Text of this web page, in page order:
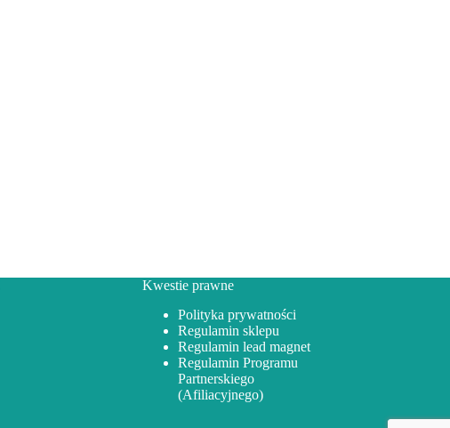
Kwestie prawne
Polityka prywatności
Regulamin sklepu
Regulamin lead magnet
Regulamin Programu
Partnerskiego
(Afiliacyjnego)